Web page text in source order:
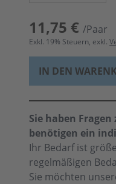
11,75 € /Paar
Exkl. 19% Steuern, exkl.
IN DEN
Sie haben
benötigen ein
Ihr Bedarf ist
regelmäßigen
Sie möchten